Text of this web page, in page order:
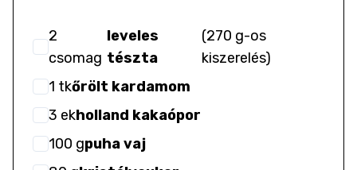
2
csomag
leveles
tészta
(270 g-os
kiszerelés)
1 tkőrölt kardamom
3 ekholland kakaópor
100 gpuha vaj